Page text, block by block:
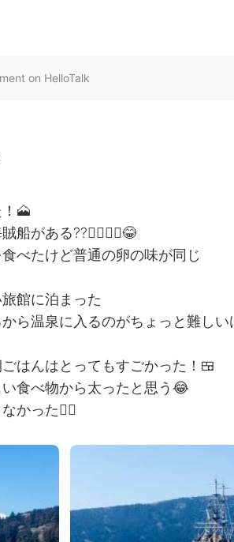
on HelloTalk
🗻
船がある⁇🏴‍☠️🤷‍♀️😂
べたけど普通の卵の味が同じ
館に泊まった
ら温泉に入るのがちょっと難しい
はんはとってもすごかった！🍱
食べ物から太ったと思う😂
かった🙍‍♀️